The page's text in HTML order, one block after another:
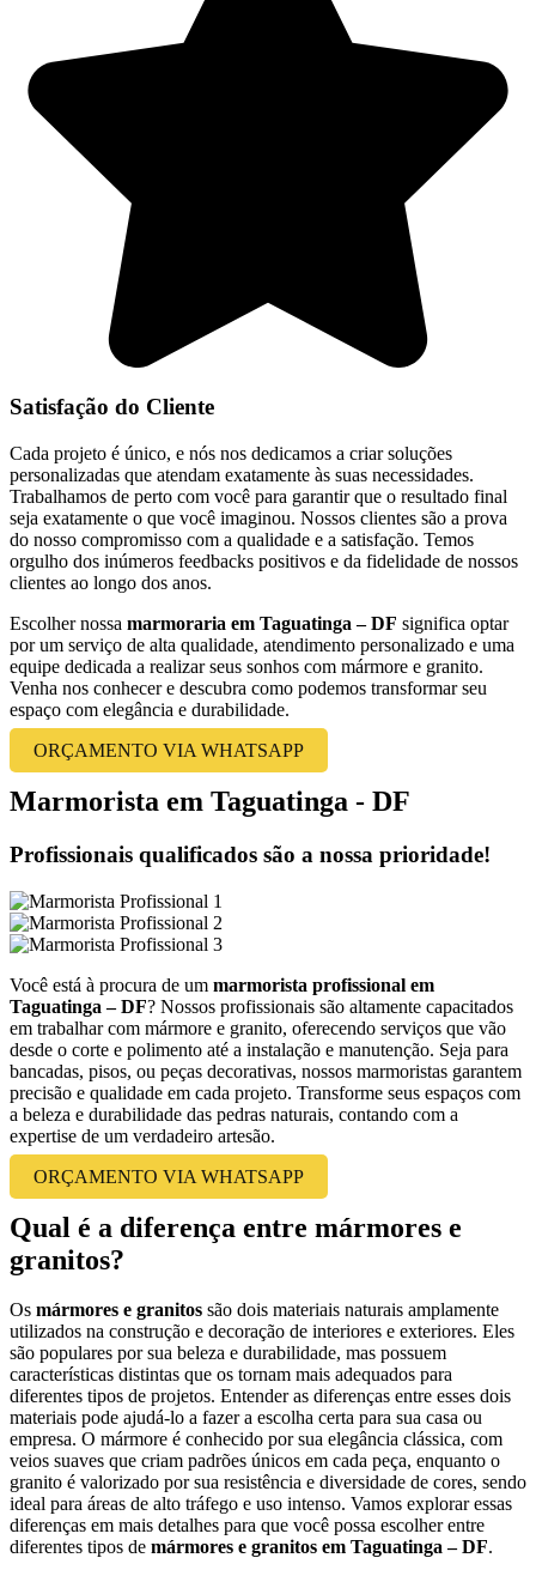
Satisfação do Cliente
Cada projeto é único, e nós nos dedicamos a criar soluções
personalizadas que atendam exatamente às suas necessidades.
Trabalhamos de perto com você para garantir que o resultado final
seja exatamente o que você imaginou. Nossos clientes são a prova
do nosso compromisso com a qualidade e a satisfação. Temos
orgulho dos inúmeros feedbacks positivos e da fidelidade de nossos
clientes ao longo dos anos.
Escolher nossa marmoraria em Taguatinga – DF significa optar
por um serviço de alta qualidade, atendimento personalizado e uma
equipe dedicada a realizar seus sonhos com mármore e granito.
Venha nos conhecer e descubra como podemos transformar seu
espaço com elegância e durabilidade.
ORÇAMENTO VIA WHATSAPP
Marmorista em Taguatinga - DF
Profissionais qualificados são a nossa prioridade!
Você está à procura de um marmorista profissional em
Taguatinga – DF? Nossos profissionais são altamente capacitados
em trabalhar com mármore e granito, oferecendo serviços que vão
desde o corte e polimento até a instalação e manutenção. Seja para
bancadas, pisos, ou peças decorativas, nossos marmoristas garantem
precisão e qualidade em cada projeto. Transforme seus espaços com
a beleza e durabilidade das pedras naturais, contando com a
expertise de um verdadeiro artesão.
ORÇAMENTO VIA WHATSAPP
Qual é a diferença entre mármores e
granitos?
Os mármores e granitos são dois materiais naturais amplamente
utilizados na construção e decoração de interiores e exteriores. Eles
são populares por sua beleza e durabilidade, mas possuem
características distintas que os tornam mais adequados para
diferentes tipos de projetos. Entender as diferenças entre esses dois
materiais pode ajudá-lo a fazer a escolha certa para sua casa ou
empresa. O mármore é conhecido por sua elegância clássica, com
veios suaves que criam padrões únicos em cada peça, enquanto o
granito é valorizado por sua resistência e diversidade de cores, sendo
ideal para áreas de alto tráfego e uso intenso. Vamos explorar essas
diferenças em mais detalhes para que você possa escolher entre
diferentes tipos de mármores e granitos em Taguatinga – DF.